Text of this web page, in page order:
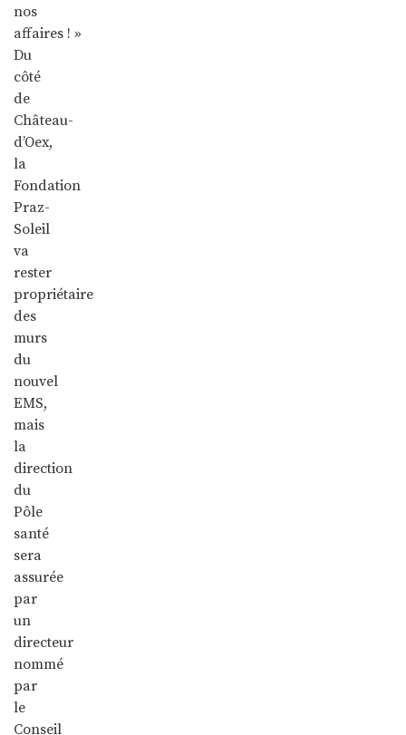
nos
affaires ! »
Du
côté
de
Château-
d’Oex,
la
Fondation
Praz-
Soleil
va
rester
propriétaire
des
murs
du
nouvel
EMS,
mais
la
direction
du
Pôle
santé
sera
assurée
par
un
directeur
nommé
par
le
Conseil